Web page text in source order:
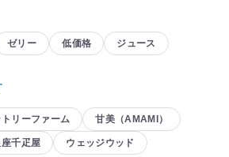
ゼリー 低価格 ジュース
リーファーム 甘美（AMAMI）
千疋屋 ウェッジウッド